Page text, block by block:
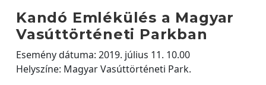
Kandó Emlékülés a Magyar
Vasúttörténeti Parkban
Esemény dátuma: 2019. július 11. 10.00
Helyszíne: Magyar Vasúttörténeti Park.